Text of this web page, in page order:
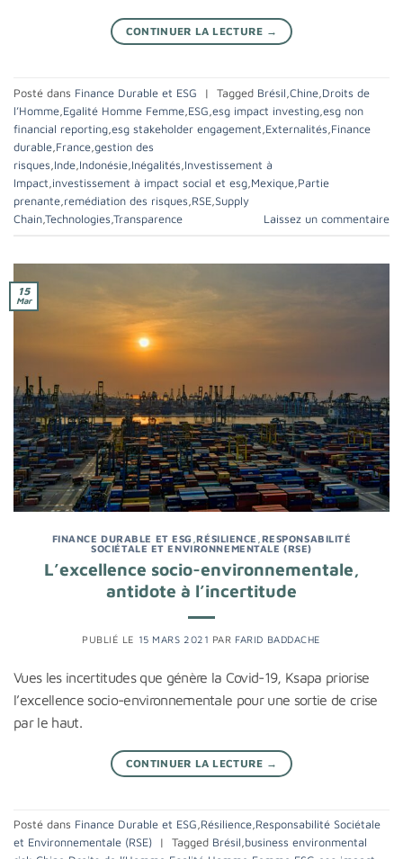
CONTINUER LA LECTURE →
Posté dans Finance Durable et ESG | Tagged Brésil Chine Droits de
l’Homme Egalité Homme Femme ESG esg impact investing esg non
financial reporting esg stakeholder engagement Externalités Finance
durable France gestion des
risques Inde Indonésie Inégalités Investissement à
Impact investissement à impact social et esg Mexique Partie
prenante remédiation des risques RSE Supply
Chain Technologies Transparence Laissez un commentaire
15
Mar
FINANCE DURABLE ET ESG ,RÉSILIENCE RESPONSABILITÉ
SOCIÉTALE ET ENVIRONNEMENTALE (RSE)
L’excellence socio-environnementale,
antidote à l’incertitude
PUBLIÉ LE 15 MARS 2021 PAR FARID BADDACHE
Vues les incertitudes que génère la Covid-19, Ksapa priorise
l’excellence socio-environnementale pour une sortie de crise
par le haut.
CONTINUER LA LECTURE →
Posté dans Finance Durable et ESG,Résilience,Responsabilité Sociétale
et Environnementale (RSE)
| Tagged Brésil,business environmental